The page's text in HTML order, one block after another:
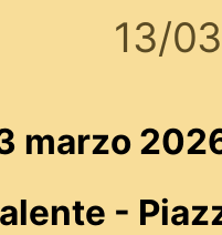
13/
marzo
-